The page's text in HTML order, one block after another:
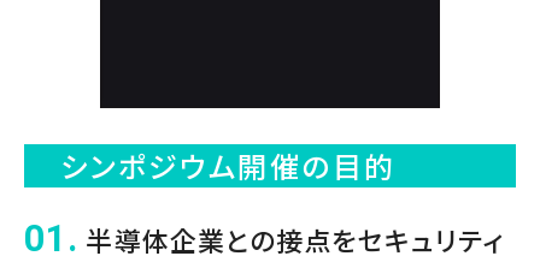
シンポジウム開催の目的
01. 半導体企業との接点をセキュリティ